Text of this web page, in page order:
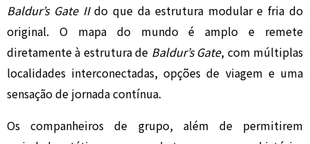
Baldur’s Gate IIdo que da estrutura modular e fria do
original. O mapa do mundo é amplo e remete
diretamente à estrutura de Baldur’s Gate, com múltiplas
localidades interconectadas, opções de viagem e uma
sensação de jornada contínua.
Os companheiros de grupo, além de permitirem